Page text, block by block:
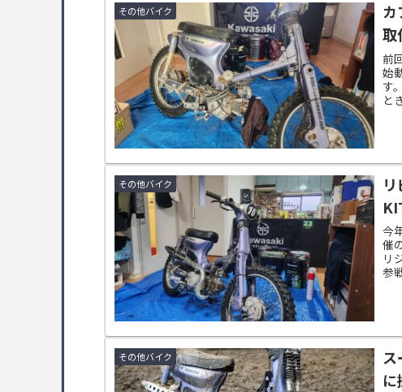
その他バイク
取
前
始
す
と
その他バイク
今
催
リ
参
その他バイク
に